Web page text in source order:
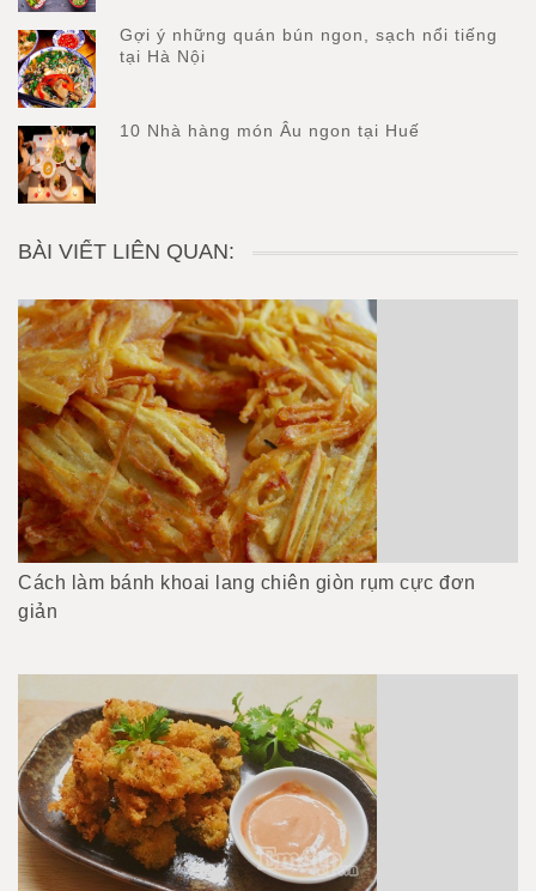
Gợi ý những quán bún ngon, sạch nổi tiếng
tại Hà Nội
10 Nhà hàng món Âu ngon tại Huế
BÀI VIẾT LIÊN QUAN:
Cách làm bánh khoai lang chiên giòn rụm cực đơn
giản